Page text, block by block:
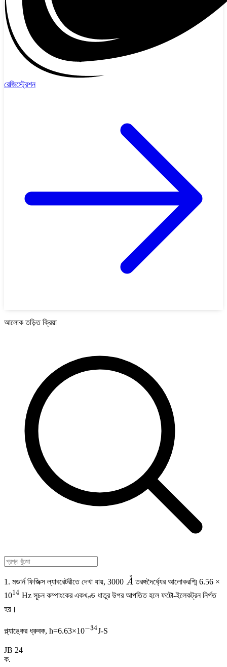
রেজিস্ট্রেশন
আলোক তড়িত ক্রিয়া
1. মডার্ন ফিজিক্স ল্যাবরেটরীতে দেখা যায়, 3000 \
\AA
A
˚ তরঙ্গদৈর্ঘ্যের আলোকরশ্মি 6.56 ×
10^{14}
14 Hz সূচন কম্পাংকের একখণ্ড ধাতুর উপর আপতিত হলে ফটো-ইলেকট্রন নির্গত
হয়।
প্ল্যাঙ্কের ধ্রুবক, h=6.63×10^{-34}
−34J-S
JB 24
ক.